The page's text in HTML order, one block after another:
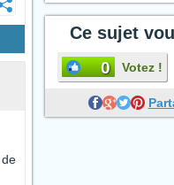
Ce sujet
0 Votez !